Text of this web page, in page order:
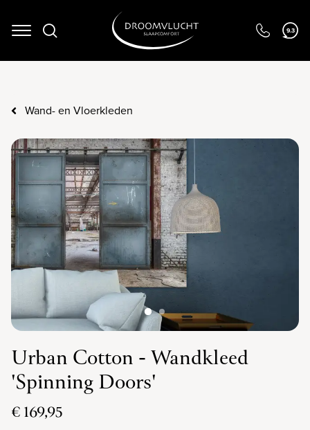
Navigation 9.3
Wand- en Vloerkleden
Urban Cotton - Wandkleed
'Spinning Doors'
€ 169,95